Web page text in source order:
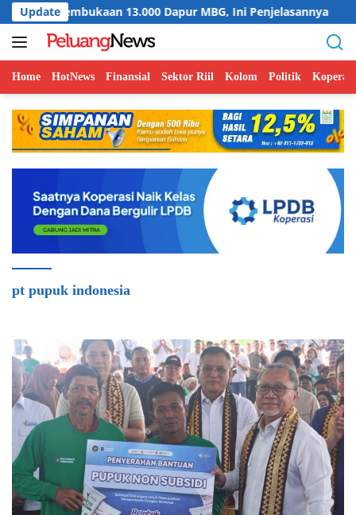
Langsung
ke
konten
Update
13.000 Dapur MBG, Ini Penjelasannya Menkop
Home HotNews Finansial Sektor Riil Kolom Politik Koperasi
pt pupuk indonesia